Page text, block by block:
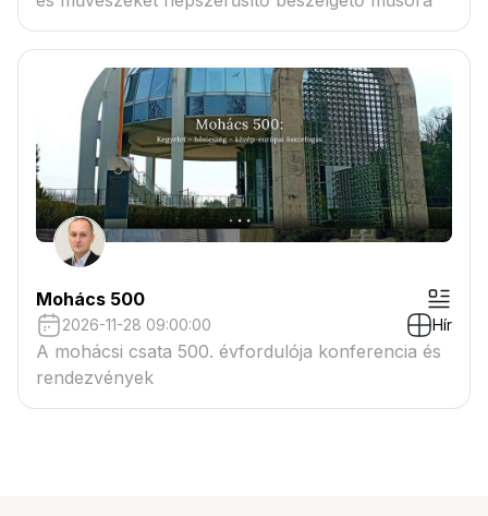
Mohács 500
2026-11-28 09:00:00 Hír
A mohácsi csata 500. évfordulója konferencia és
rendezvények